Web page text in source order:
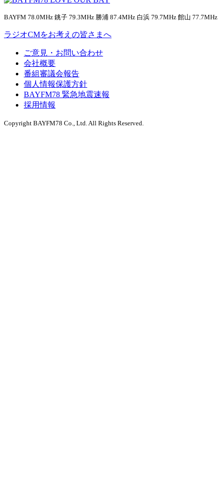
BAYFM 78.0MHz 銚子 79.3MHz 勝浦 87.4MHz 白浜 79.7MHz 館山 77.7MHz
ラジオCMをお考えの皆さまへ
ご意見・お問い合わせ
会社概要
番組審議会報告
個人情報保護方針
BAYFM78 緊急地震速報
採用情報
Copyright BAYFM78 Co., Ltd. All Rights Reserved.